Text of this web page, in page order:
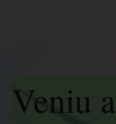
Veniu a